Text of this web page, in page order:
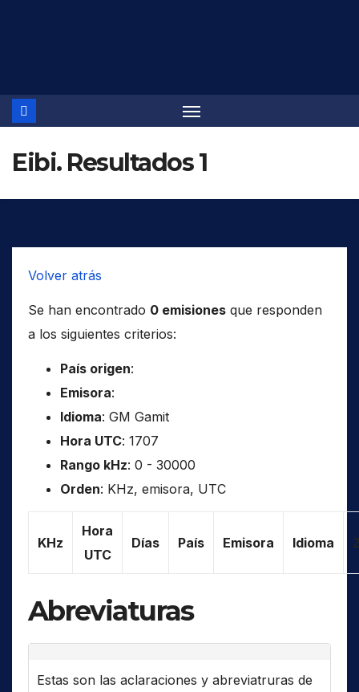
Eibi. Resultados 1
Volver atrás
Se han encontrado 0 emisiones que responden
a los siguientes criterios:
País origen:
Emisora:
Idioma: GM Gamit
Hora UTC: 1707
Rango kHz: 0 - 30000
Orden: KHz, emisora, UTC
KHz
Hora
UTC
Días País Emisora Idioma
Abreviaturas
Estas son las aclaraciones y abreviatruras de